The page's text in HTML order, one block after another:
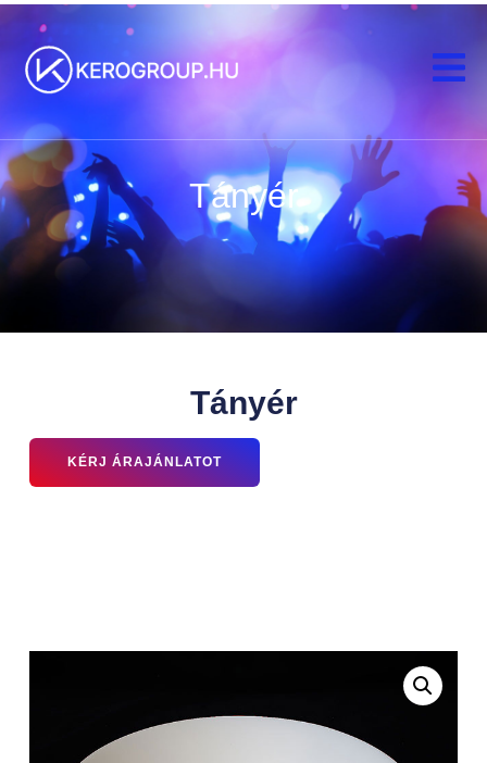
Tányér
Tányér
KÉRJ ÁRAJÁNLATOT